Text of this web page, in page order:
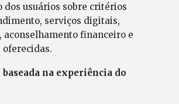
dos usuários sobre critérios
serviços digitais,
aconselhamento financeiro e
oferecidas.
baseada na experiência do